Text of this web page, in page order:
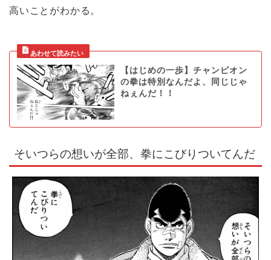
高いことがわかる。
【はじめの一歩】チャンピオン
の拳は特別なんだよ、同じじゃ
ねぇんだ！！
そいつらの想いが全部、拳にこびりついてんだ